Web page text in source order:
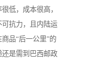
低，成本很高，
抗力，且内陆运
品“后一公里”的
是需到巴西邮政